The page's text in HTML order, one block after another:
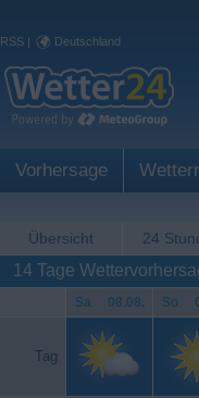
RSS | Deutschland
Vorhersage
Übersicht 24
14 Tage
Sa. 08.08. So.
Tag